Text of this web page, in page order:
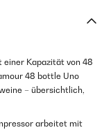
einer Kapazität von 48
48 bottle Uno
– übersichtlich,
arbeitet mit